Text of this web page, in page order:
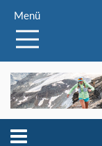
Menü